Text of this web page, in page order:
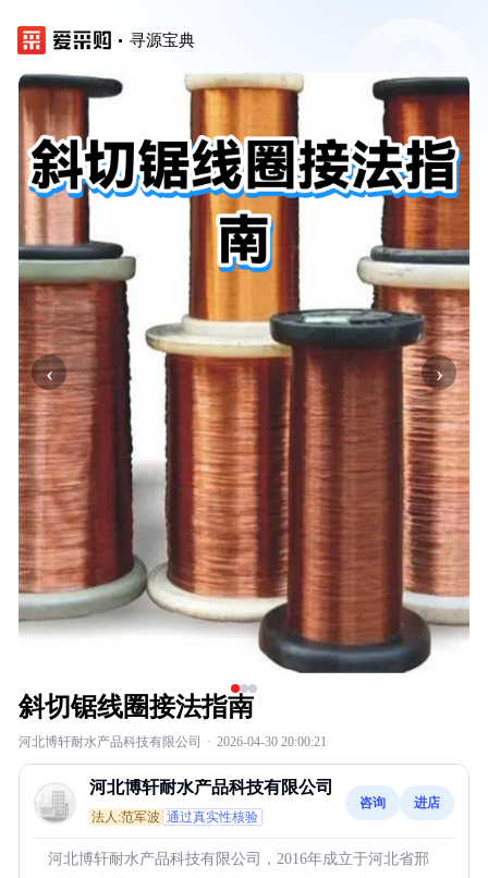
寻源宝典
‹ ›
斜切锯线圈接法指南
河北博轩耐水产品科技有限公司 · 2026-04-30 20:00:21
河北博轩耐水产品科技有限公司
法人:范军波 通过真实性核验
咨询 进店
河北博轩耐水产品科技有限公司，2016年成立于河北省邢